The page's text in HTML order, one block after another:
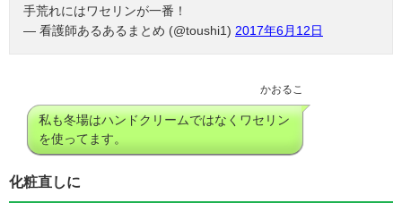
手荒れにはワセリンが一番！
— 看護師あるあるまとめ (@toushi1) 2017年6月12日
かおるこ
私も冬場はハンドクリームではなくワセリン
を使ってます。
化粧直しに